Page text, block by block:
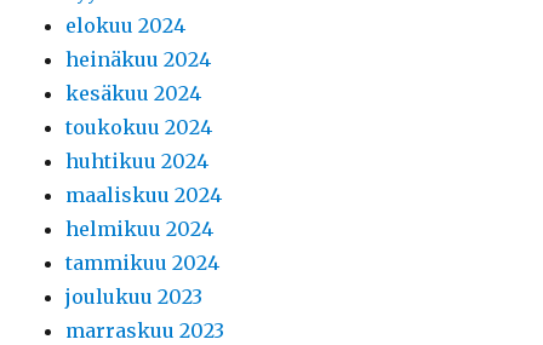
elokuu 2024
heinäkuu 2024
kesäkuu 2024
toukokuu 2024
huhtikuu 2024
maaliskuu 2024
helmikuu 2024
tammikuu 2024
joulukuu 2023
marraskuu 2023